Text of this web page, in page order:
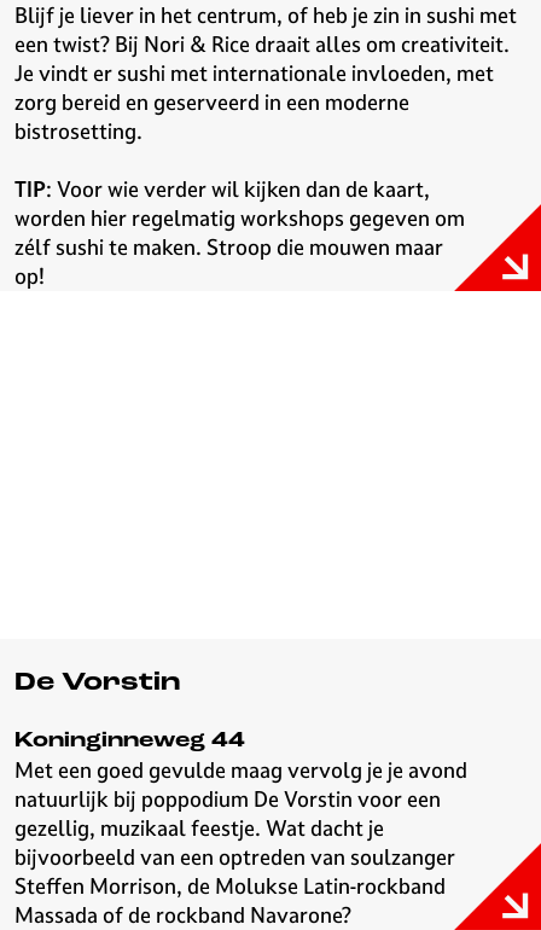
Blijf je liever in het centrum, of heb je zin in sushi met
een twist? Bij Nori & Rice draait alles om creativiteit.
Je vindt er sushi met internationale invloeden, met
zorg bereid en geserveerd in een moderne
bistrosetting.
TIP: Voor wie verder wil kijken dan de kaart,
worden hier regelmatig workshops gegeven om
zélf sushi te maken. Stroop die mouwen maar
op!
De Vorstin
Koninginneweg 44
Met een goed gevulde maag vervolg je je avond
natuurlijk bij poppodium De Vorstin voor een
gezellig, muzikaal feestje. Wat dacht je
bijvoorbeeld van een optreden van soulzanger
Steffen Morrison, de Molukse Latin-rockband
Massada of de rockband Navarone?